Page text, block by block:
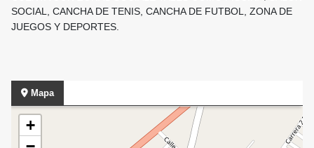
SOCIAL, CANCHA DE TENIS, CANCHA DE FUTBOL, ZONA DE
JUEGOS Y DEPORTES.
Mapa
+